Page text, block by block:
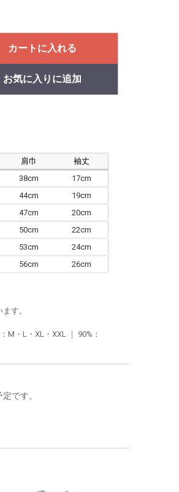
カートに入れる
お気に入りに追加
肩巾
袖丈
38cm
17cm
44cm
19cm
47cm
20cm
50cm
22cm
53cm
24cm
56cm 26cm
す。
・L・XL・XXL ｜ 90%：
です。